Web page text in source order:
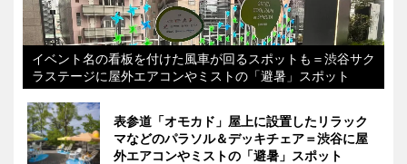
イベント名の看板を付けた風車が回るスポットも＝渋谷サク
ラステージに屋外エアコンやミストの「避暑」スポット
表参道「オモカド」屋上に設置したリラック
マなどのパラソル＆デッキチェア＝渋谷に屋
外エアコンやミストの「避暑」スポット